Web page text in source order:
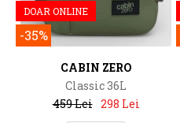
DOAR ONLINE
-35%
CABIN ZERO
Classic 36L
459 Lei 298 Lei